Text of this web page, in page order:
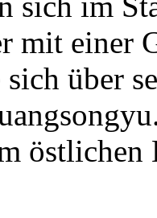
mit einer
über